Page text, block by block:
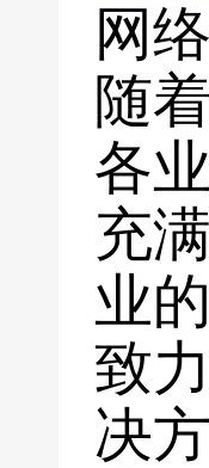
网
随
各
充
业
致
决